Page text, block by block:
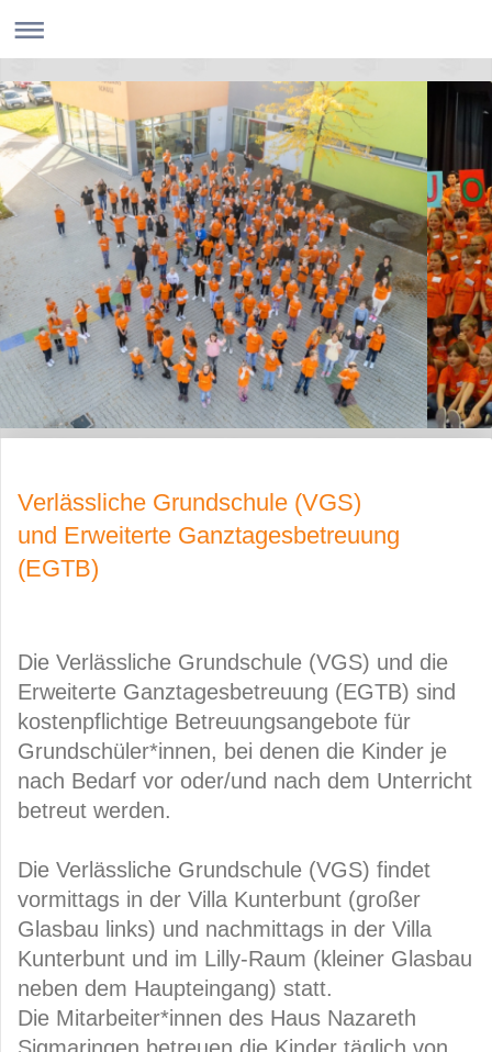
Verlässliche Grundschule (VGS)
und Erweiterte Ganztagesbetreuung
(EGTB)
Die Verlässliche Grundschule (VGS) und die
Erweiterte Ganztagesbetreuung (EGTB) sind
kostenpflichtige Betreuungsangebote für
Grundschüler*innen, bei denen die Kinder je
nach Bedarf vor oder/und nach dem Unterricht
betreut werden.
Die Verlässliche Grundschule (VGS) findet
vormittags in der Villa Kunterbunt (großer
Glasbau links) und nachmittags in der Villa
Kunterbunt und im Lilly-Raum (kleiner Glasbau
neben dem Haupteingang) statt.
Die Mitarbeiter*innen des Haus Nazareth